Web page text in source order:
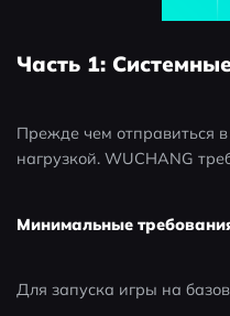
Часть 1:
Прежде чем отправиться
нагрузкой. WUCHANG
Минимальные
Для запуска игры на